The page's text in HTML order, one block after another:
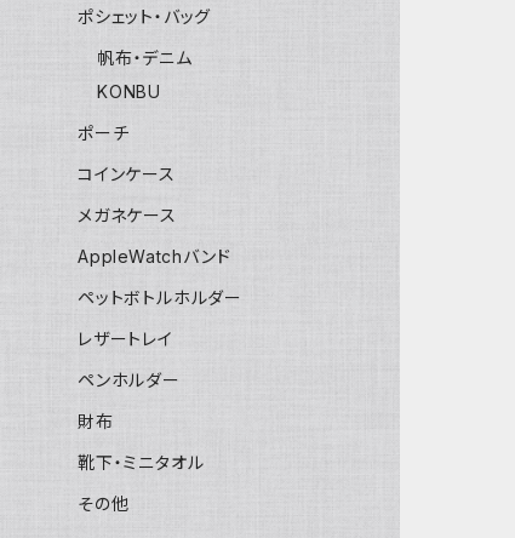
ポシェット・バッグ
帆布・デニム
KONBU
ポーチ
コインケース
メガネケース
AppleWatchバンド
ペットボトルホルダー
レザートレイ
ペンホルダー
財布
靴下・ミニタオル
その他